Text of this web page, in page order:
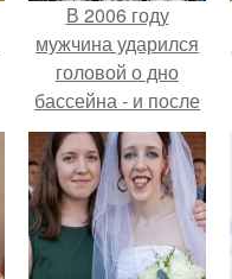
В 2006 году
мужчина ударился
головой о дно
бассейна - и после
этого его жизнь
изменилась самым
странным образом.